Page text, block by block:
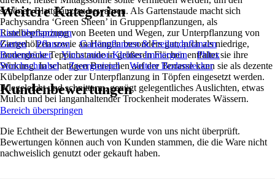
schönen Blattglanz zu bewahren. Als Gartenstaude macht sich
Pachysandra ‘Green Sheen’ in Gruppenpflanzungen, als
Randbepflanzung von Beeten und Wegen, zur Unterpflanzung von
Ziergehölzen sowie an Hängen besonders gut; auch als niedrige,
immergrüne Teppichstaude in größeren Flächen entfaltet sie ihre
Wirkung. In schattigen Bereichen auf der Terrasse kann sie als dezente
Kübelpflanze oder zur Unterpflanzung in Töpfen eingesetzt werden.
Pflegeleicht und schnittarm, genügt gelegentliches Auslichten, etwas
Mulch und bei langanhaltender Trockenheit moderates Wässern.
Weitere Kategorien
Liste überspringen
Garten
Pflanzen
Gartenpflanzen & Freilandpflanzen
Bodendecker
Vinca minor-Kleines Immergrün
Phlox
Storchschnabel
Zwergmispel Weitere Bodendecker
Kundenbewertungen
Bereich überspringen
Die Echtheit der Bewertungen wurde von uns nicht überprüft.
Bewertungen können auch von Kunden stammen, die die Ware nicht
nachweislich genutzt oder gekauft haben.